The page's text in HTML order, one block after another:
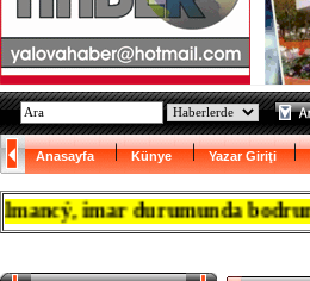
Anasayfa Künye Yazar Giriţi
imar durumunda bodrum